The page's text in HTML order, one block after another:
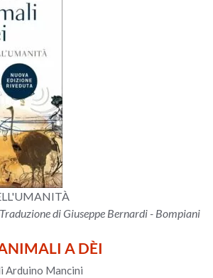
di Giuseppe Bernardi - Bompiani
A DÈI
Arduino Mancini